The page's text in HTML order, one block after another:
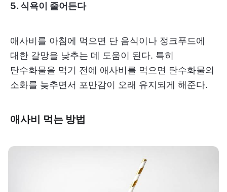
5. 식욕이 줄어든다
애사비를 아침에 먹으면 단 음식이나 정크푸드에
대한 갈망을 낮추는 데 도움이 된다. 특히
탄수화물을 먹기 전에 애사비를 먹으면 탄수화물의
소화를 늦추면서 포만감이 오래 유지되게 해준다.
애사비 먹는 방법